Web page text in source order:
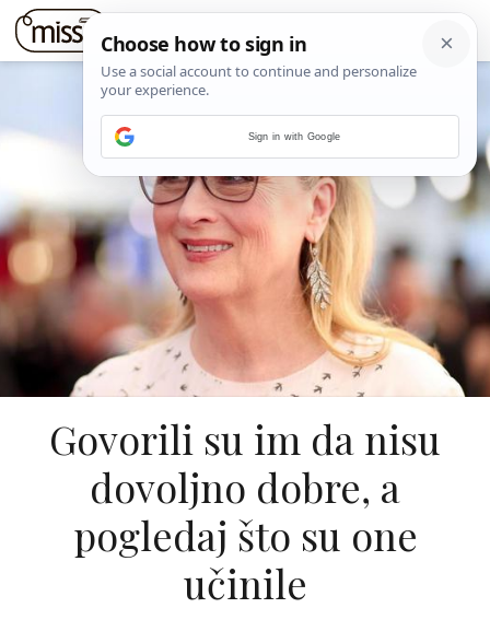
Govorili su im da nisu
dovoljno dobre, a
pogledaj što su one
učinile
Sign in with Google